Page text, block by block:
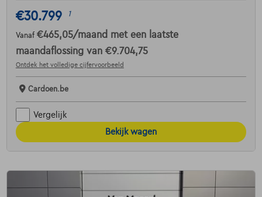
€30.799 1
Vanaf €465,05/maand met een laatste
maandaflossing van €9.704,75
Ontdek het volledige cijfervoorbeeld
Cardoen.be
Vergelijk
Bekijk wagen